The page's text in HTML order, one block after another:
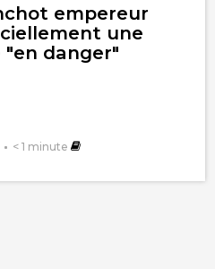
fichu le camp !!!
laisser leurs déchets
empereur
une
"en danger"
< 1 minute